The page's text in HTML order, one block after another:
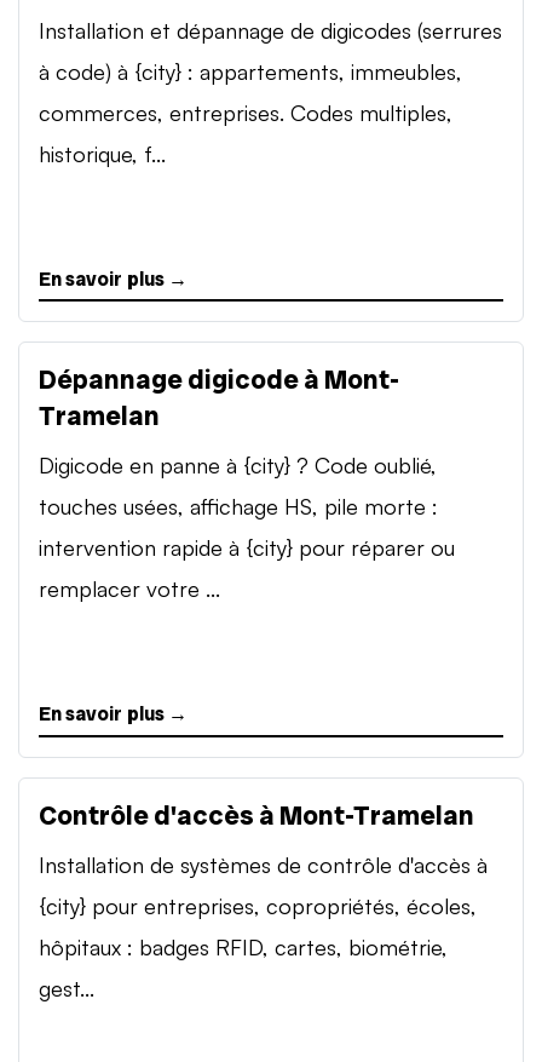
Installation et dépannage de digicodes (serrures
à code) à {city} : appartements, immeubles,
commerces, entreprises. Codes multiples,
historique, f...
En savoir plus →
Dépannage digicode à Mont-
Tramelan
Digicode en panne à {city} ? Code oublié,
touches usées, affichage HS, pile morte :
intervention rapide à {city} pour réparer ou
remplacer votre ...
En savoir plus →
Contrôle d'accès à Mont-Tramelan
Installation de systèmes de contrôle d'accès à
{city} pour entreprises, copropriétés, écoles,
hôpitaux : badges RFID, cartes, biométrie,
gest...